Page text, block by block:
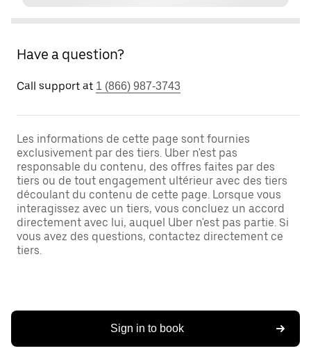
Have a question?
Call support at 1 (866) 987-3743
Les informations de cette page sont fournies
exclusivement par des tiers. Uber n'est pas
responsable du contenu, des offres faites par des
tiers ou de tout engagement ultérieur avec des tiers
découlant du contenu de cette page. Lorsque vous
interagissez avec un tiers, vous concluez un accord
directement avec lui, auquel Uber n'est pas partie. Si
vous avez des questions, contactez directement ce
tiers.
Sign in to book